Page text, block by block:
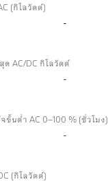
(กิโลวัตต์)
-
AC/DC กิโลวัตต์
-
ขั้นต่ำ AC 0–100 % (ชั่วโมง)
-
(กิโลวัตต์)